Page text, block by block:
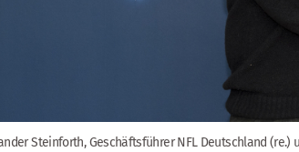
Steinforth, Geschäftsführer NFL Deutschland